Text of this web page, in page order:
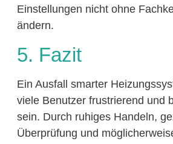
Einstellungen nicht ohne
ändern.
5. Fazit
Ein Ausfall smarter
viele Benutzer frustrierend und
sein. Durch ruhiges Handeln,
Überprüfung und